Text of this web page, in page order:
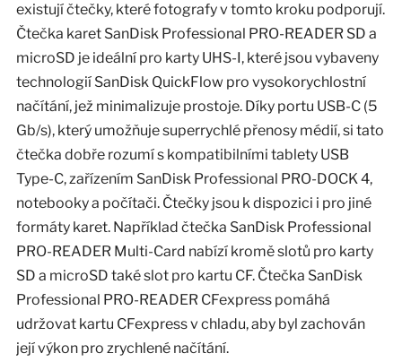
existují čtečky, které fotografy v tomto kroku podporují.
Čtečka karet SanDisk Professional PRO-READER SD a
microSD je ideální pro karty UHS-I, které jsou vybaveny
technologií SanDisk QuickFlow pro vysokorychlostní
načítání, jež minimalizuje prostoje. Díky portu USB-C (5
Gb/s), který umožňuje superrychlé přenosy médií, si tato
čtečka dobře rozumí s kompatibilními tablety USB
Type-C, zařízením SanDisk Professional PRO-DOCK 4,
notebooky a počítači. Čtečky jsou k dispozici i pro jiné
formáty karet. Například čtečka SanDisk Professional
PRO-READER Multi-Card nabízí kromě slotů pro karty
SD a microSD také slot pro kartu CF. Čtečka SanDisk
Professional PRO-READER CFexpress pomáhá
udržovat kartu CFexpress v chladu, aby byl zachován
její výkon pro zrychlené načítání.